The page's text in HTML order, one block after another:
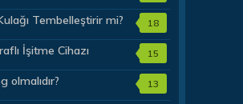
Tembelleştirir mi? 18
İşitme Cihazı
15
olmalıdır? 13